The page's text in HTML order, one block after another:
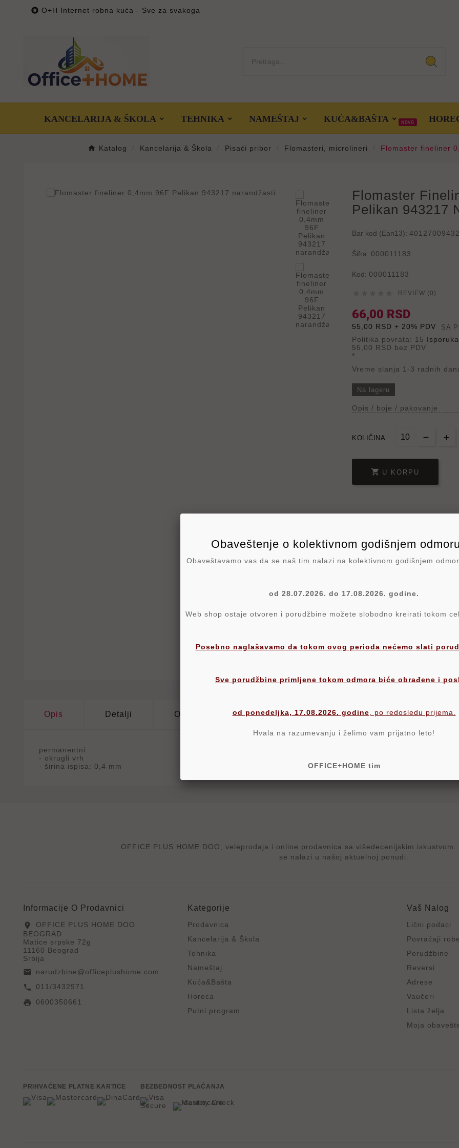
 O+H Internet robna kuća - Sve za svakoga
KANCELARIJA & ŠKOLA TEHNIKA NAMEŠTAJ KUĆA&BAŠTA NOVO
Katalog Kancelarija & Škola Pisaći pribor Flomasteri, microlineri Flomaster fineliner
Flomaster
Pelikan 943217
Bar kod (Ean13):
Šifra: 000011183
Kod: 000011183
REVIEW (0)
66,00 RSD
55,00 RSD + 20% PDV SA
Politika povrata: 15
55,00 RSD bez PDV
*
Vreme slanja 1-3 radnih
Na lageru
Opis / boje / pakovanje
KOLIČINA
 U KORPU
Write your review
Opis Detalji Oznake Komentari proizvoda
permanentni
- okrugli vrh
- širina ispisa: 0,4 mm
OFFICE PLUS HOME DOO, veleprodaja i online prodavnica sa višedecenijskim
se nalazi u našoj aktuelnoj ponudi.
Informacije O Prodavnici
location_on
OFFICE PLUS HOME DOO
BEOGRAD
Matice srpske 72g
11160 Beograd
Srbija
email narudzbine@officeplushome.com
call 011/3432971
print 0600350661
Kategorije
Prodavnica
Kancelarija & Škola
Tehnika
Nameštaj
Kuća&Bašta
Horeca
Putni program
Vaš Nalog
Lični podaci
Povraćaji robe
Porudžbine
Reversi
Adrese
Vaučeri
Lista želja
Moja
PRIHVAĆENE PLATNE KARTICE BEZBEDNOST PLAĆANJA
Obaveštenje o kolektivnom godišnjem
Obaveštavamo vas da se naš tim nalazi na kolektivnom godišnjem
od 28.07.2026. do 17.08.2026. godine.
Web shop ostaje otvoren i porudžbine možete slobodno kreirati tokom
Posebno naglašavamo da tokom ovog perioda nećemo slati
Sve porudžbine primljene tokom odmora biće obrađene i
od ponedeljka, 17.08.2026. godine , po redosledu prijema.
Hvala na razumevanju i želimo vam prijatno leto!
OFFICE+HOME tim